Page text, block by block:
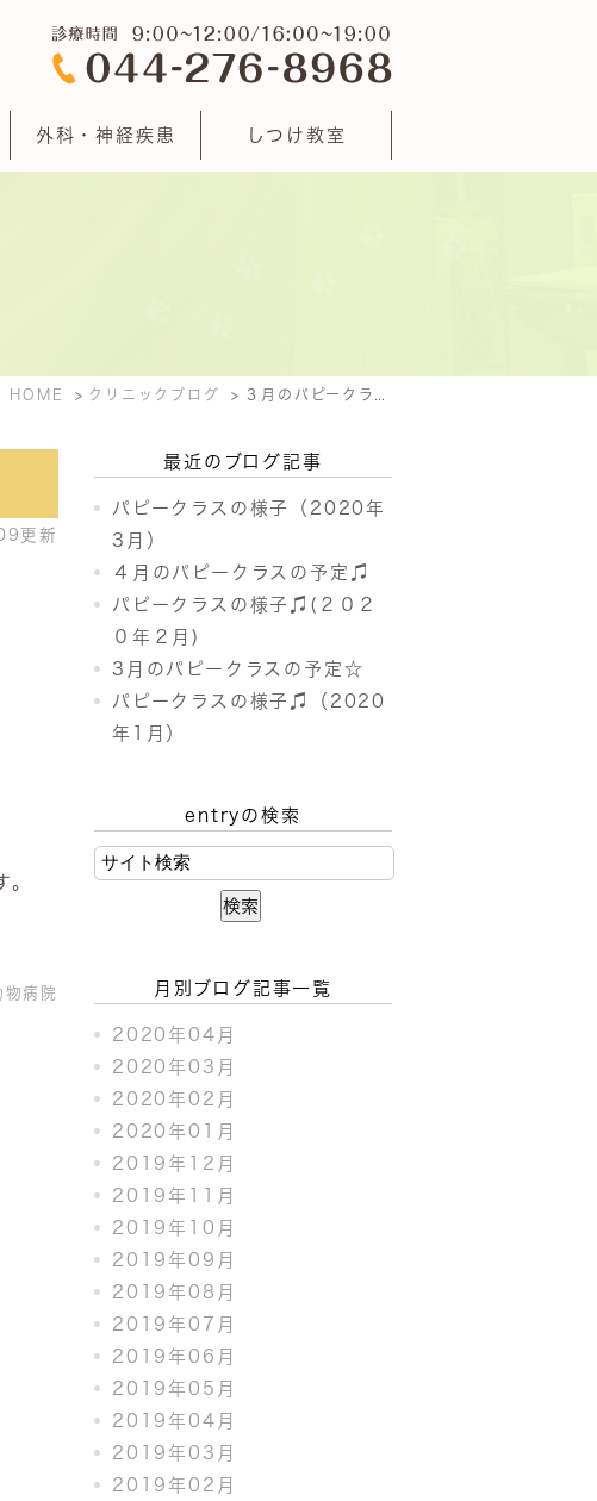
外科・神経疾患 しつけ教室
HOME クリニックブログ
更新
。
物病院
最近のブログ記事
パピークラスの様子（2020年
3月）
４月のパピークラスの予定♫
パピークラスの様子♫(２０２
０年２月)
3月のパピークラスの予定☆
パピークラスの様子♫（2020
年1月）
entryの検索
月別ブログ記事一覧
2020年04月
2020年03月
2020年02月
2020年01月
2019年12月
2019年11月
2019年10月
2019年09月
2019年08月
2019年07月
2019年06月
2019年05月
2019年04月
2019年03月
2019年02月